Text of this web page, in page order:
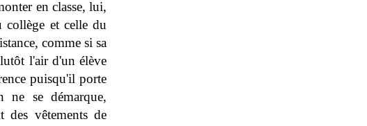
en classe, lui,
et celle du
comme si sa
l'air d'un élève
puisqu'il porte
se démarque,
des vêtements de